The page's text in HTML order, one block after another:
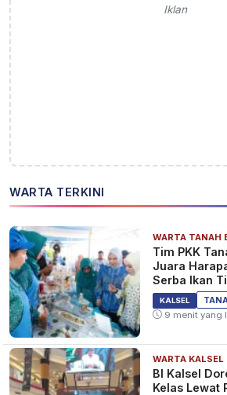
Iklan
WARTA TERKINI
WARTA TANAH
Tim PKK
Juara
Serba Ikan
KALSEL
9 menit yang
WARTA KALSEL
BI Kalsel
Kelas Lewat